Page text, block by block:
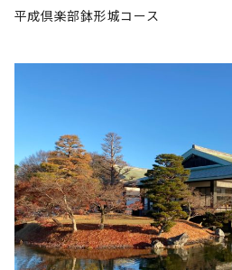
平成倶楽部鉢形城コース